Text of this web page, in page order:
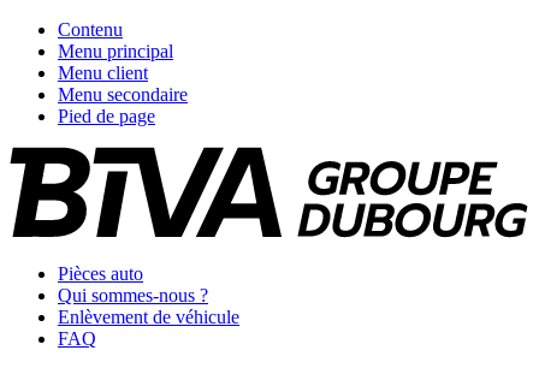
Contenu
Menu principal
Menu client
Menu secondaire
Pied de page
Pièces auto
Qui sommes-nous ?
Enlèvement de véhicule
FAQ